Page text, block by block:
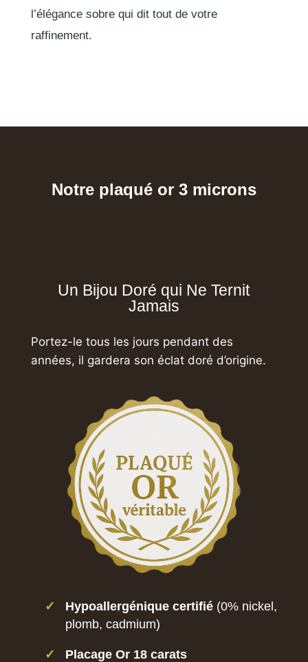
l’élégance sobre qui dit tout de votre
raffinement.
Notre plaqué or 3 microns
Un Bijou Doré qui Ne Ternit
Jamais
Portez-le tous les jours pendant des
années, il gardera son éclat doré d’origine.
✓ Hypoallergénique certifié(0% nickel,
plomb, cadmium)
✓ Placage Or 18 carats